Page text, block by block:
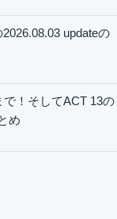
updateの
で！そしてACT 13の
め